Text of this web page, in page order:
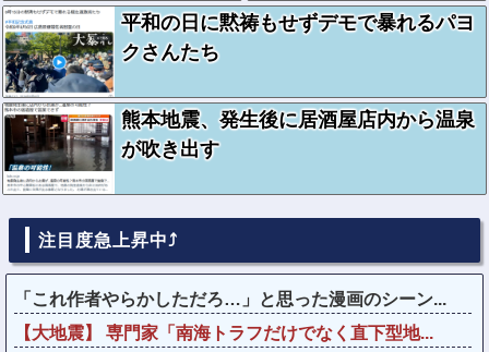
かった」→結果まさかの『こう』な
ってしまうw w w w w w w
www
平和の日に黙祷もせずデモで暴れるパヨ
クさんたち
熊本地震、発生後に居酒屋店内から温泉
が吹き出す
注目度急上昇中⤴
「これ作者やらかしただろ…」と思った漫画のシーン...
【大地震】 専門家「南海トラフだけでなく直下型地...